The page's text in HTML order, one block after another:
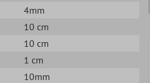
4mm
10 cm
10 cm
1 cm
10mm